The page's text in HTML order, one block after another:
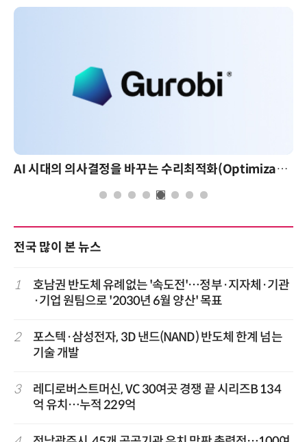
AI 시대의 의사결정을 바꾸는 수리최적화(Optimization): 실제 산업 적용 사례와 활용 전략
전국 많이 본 뉴스
1
호남권 반도체 유례없는 '속도전'…정부·지자체·기관
·기업 원팀으로 '2030년 6월 양산' 목표
2
포스텍·삼성전자, 3D 낸드(NAND) 반도체 한계 넘는
기술 개발
3
레디로버스트머신, VC 30여곳 경쟁 끝 시리즈B 134
억 유치…누적 229억